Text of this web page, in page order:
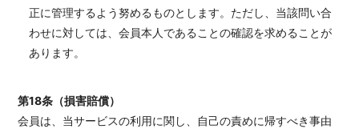
正に管理するよう努めるものとします。ただし、当該問い合
わせに対しては、会員本人であることの確認を求めることが
あります。
第18条（損害賠償）
会員は、当サービスの利用に関し、自己の責めに帰すべき事由